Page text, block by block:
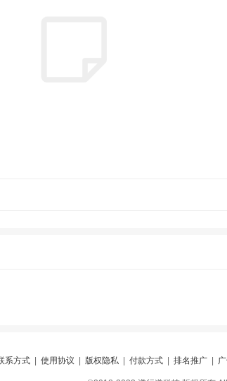
系方式 使用协议 版权隐私 付款方式 排名推广